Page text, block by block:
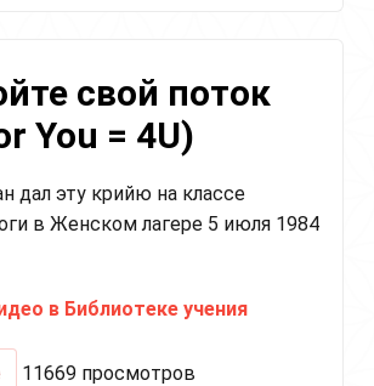
свой поток
You = 4U)
дал эту крийю на классе
в Женском лагере 5 июля 1984
в Библиотеке учения
11669 просмотров